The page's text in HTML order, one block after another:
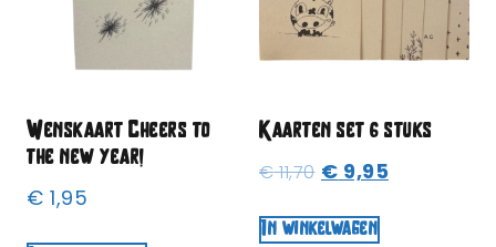
Wenskaart Cheers to
the new year!
€ 1,95
Kaarten set 6 stuks
€11,70 € 9,95
In winkelwagen